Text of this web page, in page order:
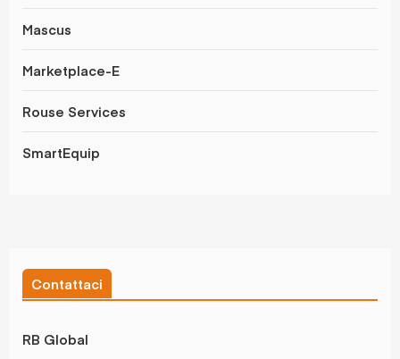
Mascus
Marketplace-E
Rouse Services
SmartEquip
Contattaci
RB Global